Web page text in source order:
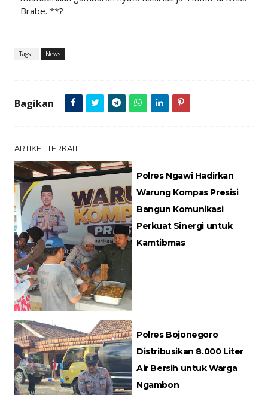
Brabe. **?
Tags : News
Bagikan
ARTIKEL TERKAIT
Polres Ngawi Hadirkan
Warung Kompas Presisi
Bangun Komunikasi
Perkuat Sinergi untuk
Kamtibmas
Polres Bojonegoro
Distribusikan 8.000 Liter
Air Bersih untuk Warga
Ngambon